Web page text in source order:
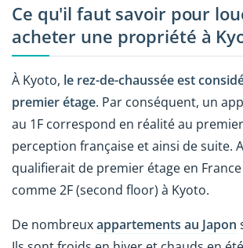
Ce qu'il faut savoir pour
acheter une propriété à
À Kyoto, le rez-de-chaussée est
premier étage. Par conséquent, un
au 1F correspond en réalité au
perception française et ainsi de suite.
qualifierait de premier étage en
comme 2F (second floor) à Kyoto.
De nombreuxappartements au Japon